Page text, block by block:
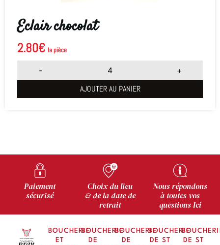
Eclair chocolat
2.80€ la pièce
- +
AJOUTER AU PANIER
Paiement
sécurisé
Choix du lieu
& de la date de
retrait
Nous répondons
à toutes vos
questions Ici
BOUCHERIE
ET
BOUCHERIE
DE
BOUCHERIE
DE
BOUCHERIE
DE ST
DE ST